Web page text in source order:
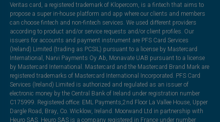
Veritas card, a registered trademark of Klopercom, is a fintech that aims to
propose a super in-house platform and app where our clients and members
can choose fintech and non-fintech services. We used different providers
according to product and/or service requests and/or client profiles. Our
issuers for accounts and payment instrument are PFS Card Services
(Ireland) Limited (trading as PCSIL) pursuant to a license by Mastercard
International, Narvi Payments Oy Ab, Monavate UAB pursuant to a license
by Mastercard International. Mastercard and the Mastercard Brand Mark are
registered trademarks of Mastercard International Incorporated. PFS Card
Services (Ireland) Limited is authorized and regulated as an issuer of
electronic money by the Central Bank of Ireland under registration number
C175999. Registered office: EML Payments,2nd Floor La Vallee House, Upper
Dargle Road, Bray, Co. Wicklow, Ireland. Moorwand Ltd in partnership with
Heuro SAS. Heuro SAS is a company registered in France under number